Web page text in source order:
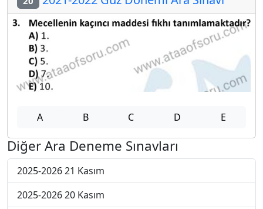
A B C D E
Diğer Ara Deneme Sınavları
2025-2026 21 Kasım
2025-2026 20 Kasım